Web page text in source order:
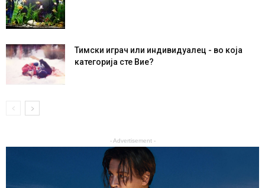
Тимски играч или индивидуалец - во која
категорија сте Вие?
- Advertisement -